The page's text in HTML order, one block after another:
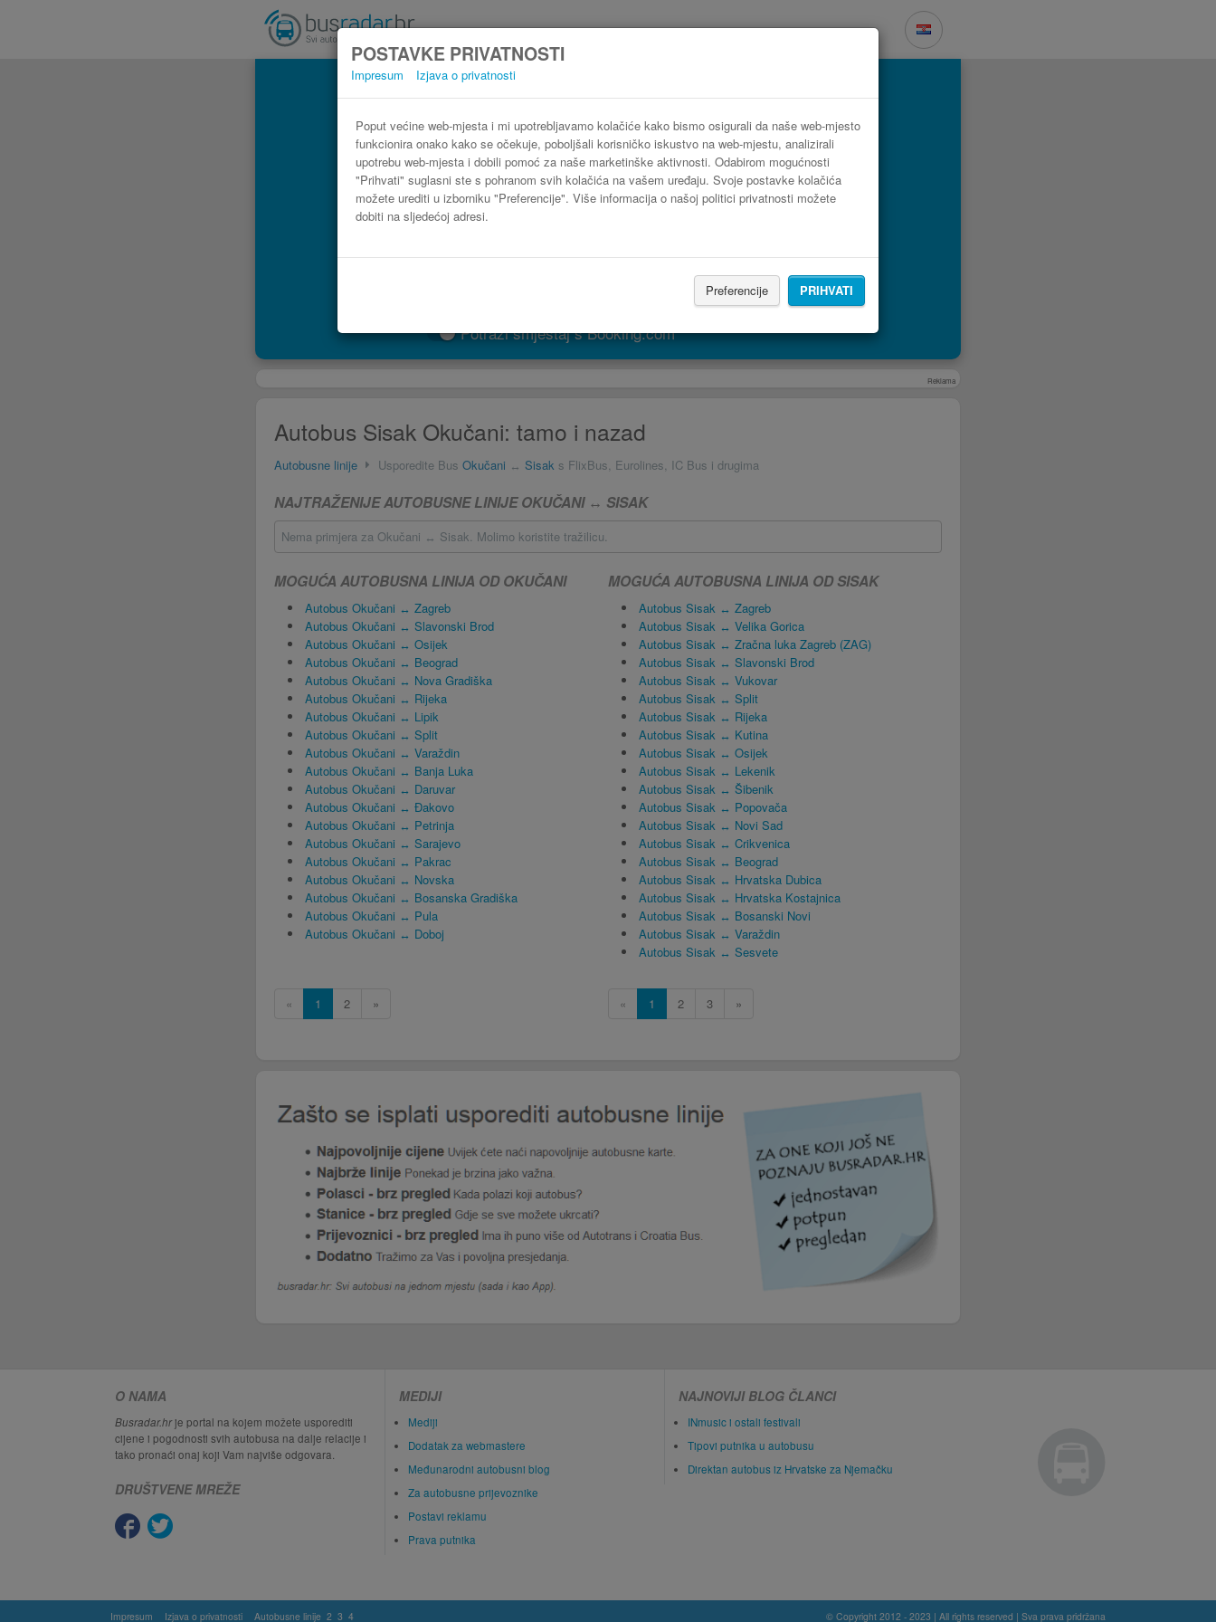
POSTAVKE PRIVATNOSTI
Impresum Izjava o privatnosti
Poput većine web-mjesta i mi upotrebljavamo kolačiće kako bismo osigurali da naše web-mjesto
funkcionira onako kako se očekuje, poboljšali korisničko iskustvo na web-mjestu, analizirali
upotrebu web-mjesta i dobili pomoć za naše marketinške aktivnosti. Odabirom mogućnosti
"Prihvati" suglasni ste s pohranom svih kolačića na vašem uređaju. Svoje postavke kolačića
možete urediti u izborniku "Preferencije". Više informacija o našoj politici privatnosti možete
dobiti na sljedećoj adresi.
Preferencije PRIHVATI
Potraži smještaj s Booking.com
Reklama
Autobus Sisak Okučani: tamo i nazad
Autobusne linije Usporedite Bus Okučani ↔ Sisak s FlixBus, Eurolines, IC Bus i drugima
NAJTRAŽENIJE AUTOBUSNE LINIJE OKUČANI ↔ SISAK
Nema primjera za Okučani ↔ Sisak. Molimo koristite tražilicu.
MOGUĆA AUTOBUSNA LINIJA OD OKUČANI
Autobus Okučani ↔ Zagreb
Autobus Okučani ↔ Slavonski Brod
Autobus Okučani ↔ Osijek
Autobus Okučani ↔ Beograd
Autobus Okučani ↔ Nova Gradiška
Autobus Okučani ↔ Rijeka
Autobus Okučani ↔ Lipik
Autobus Okučani ↔ Split
Autobus Okučani ↔ Varaždin
Autobus Okučani ↔ Banja Luka
Autobus Okučani ↔ Daruvar
Autobus Okučani ↔ Đakovo
Autobus Okučani ↔ Petrinja
Autobus Okučani ↔ Sarajevo
Autobus Okučani ↔ Pakrac
Autobus Okučani ↔ Novska
Autobus Okučani ↔ Bosanska Gradiška
Autobus Okučani ↔ Pula
Autobus Okučani ↔ Doboj
« 1 2 »
MOGUĆA AUTOBUSNA LINIJA OD SISAK
Autobus Sisak ↔ Zagreb
Autobus Sisak ↔ Velika Gorica
Autobus Sisak ↔ Zračna luka Zagreb (ZAG)
Autobus Sisak ↔ Slavonski Brod
Autobus Sisak ↔ Vukovar
Autobus Sisak ↔ Split
Autobus Sisak ↔ Rijeka
Autobus Sisak ↔ Kutina
Autobus Sisak ↔ Osijek
Autobus Sisak ↔ Lekenik
Autobus Sisak ↔ Šibenik
Autobus Sisak ↔ Popovača
Autobus Sisak ↔ Novi Sad
Autobus Sisak ↔ Crikvenica
Autobus Sisak ↔ Beograd
Autobus Sisak ↔ Hrvatska Dubica
Autobus Sisak ↔ Hrvatska Kostajnica
Autobus Sisak ↔ Bosanski Novi
Autobus Sisak ↔ Varaždin
Autobus Sisak ↔ Sesvete
« 1 2 3 »
O NAMA
Busradar.hrje portal na kojem možete usporediti
cijene i pogodnosti svih autobusa na dalje relacije i
tako pronaći onaj koji Vam najviše odgovara.
DRUŠTVENE MREŽE
MEDIJI
Mediji
Dodatak za webmastere
Međunarodni autobusni blog
Za autobusne prijevoznike
Postavi reklamu
Prava putnika
NAJNOVIJI BLOG ČLANCI
INmusic i ostali festivali
Tipovi putnika u autobusu
Direktan autobus iz Hrvatske za Njemačku
Impresum Izjava o privatnosti Autobusne linije 2 3 4 © Copyright 2012 - 2023 | All rights reserved | Sva prava pridržana